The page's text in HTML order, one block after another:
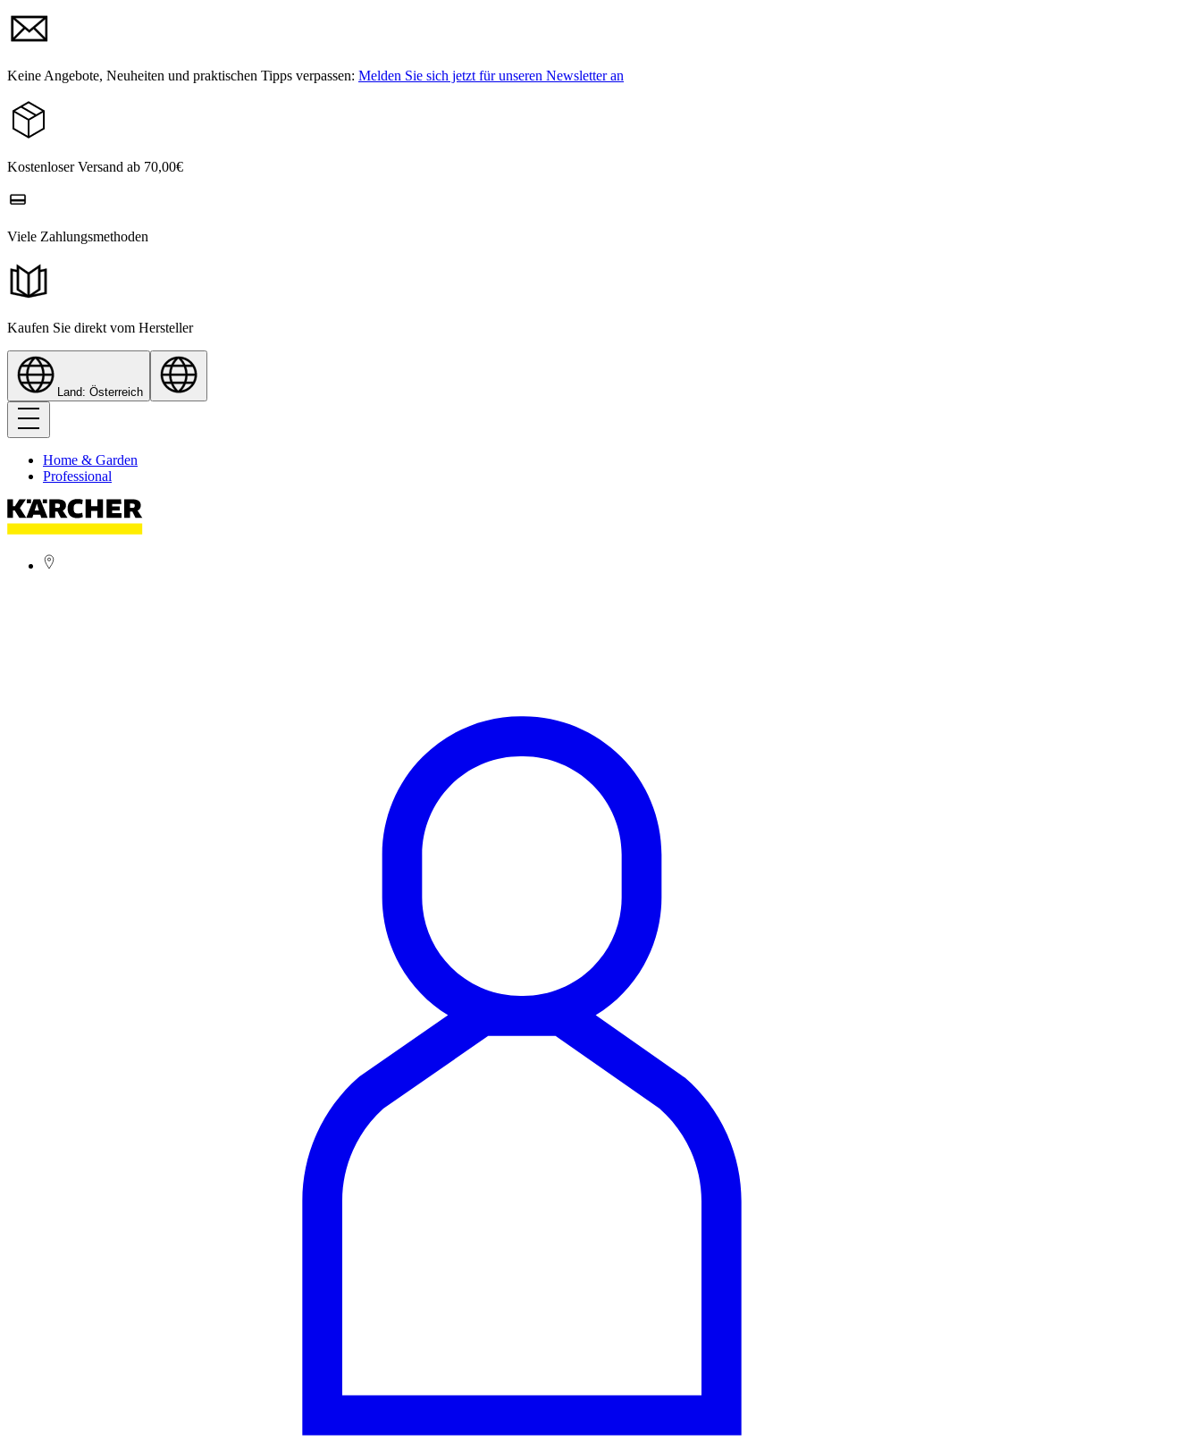
Keine Angebote, Neuheiten und praktischen Tipps verpassen: Melden Sie sich jetzt für unseren Newsletter an
Kostenloser Versand ab 70,00€
Viele Zahlungsmethoden
Kaufen Sie direkt vom Hersteller
Land: Österreich
Home & Garden
Professional